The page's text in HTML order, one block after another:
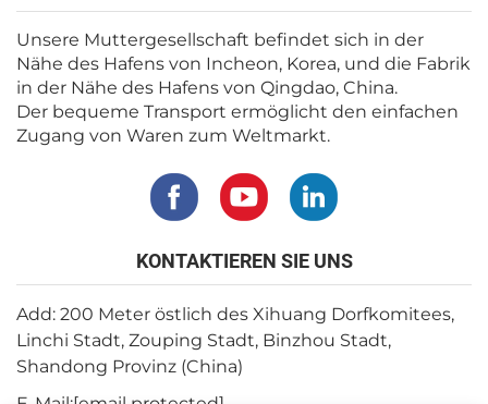
Unsere Muttergesellschaft befindet sich in der
Nähe des Hafens von Incheon, Korea, und die Fabrik
in der Nähe des Hafens von Qingdao, China.
Der bequeme Transport ermöglicht den einfachen
Zugang von Waren zum Weltmarkt.
KONTAKTIEREN SIE UNS
Add: 200 Meter östlich des Xihuang Dorfkomitees,
Linchi Stadt, Zouping Stadt, Binzhou Stadt,
Shandong Provinz (China)